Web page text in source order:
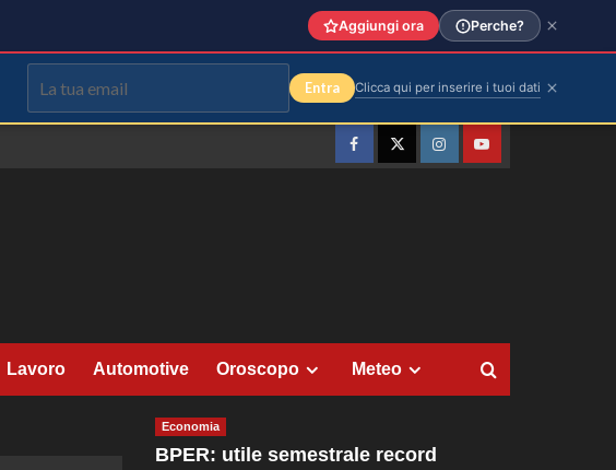
FacebookTwitterInstagramYouTube
Lavoro Automotive Oroscopo Meteo
Economia
BPER: utile semestrale record
Aggiungi ora Perche?
Entra Clicca qui per inserire i tuoi dati